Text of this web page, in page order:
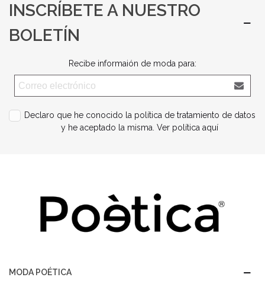
INSCRÍBETE A NUESTRO
BOLETÍN
Recibe informaión de moda para:
Declaro que he conocido la política de tratamiento de datos
y he aceptado la misma. Ver política aquí
MODA POÉTICA